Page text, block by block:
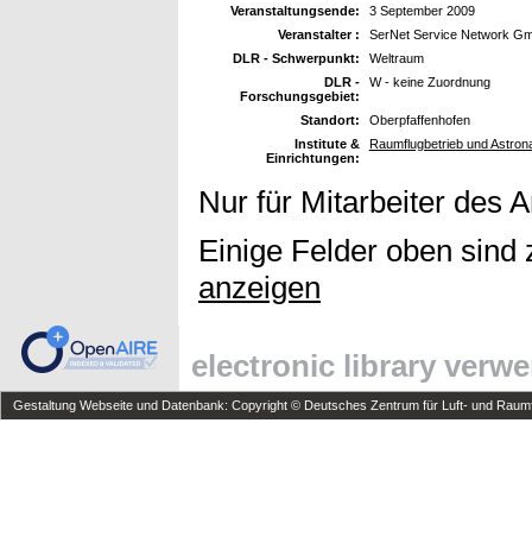
Veranstaltungsende:
3 September 2009
Veranstalter :
SerNet Service Network
DLR - Schwerpunkt:
Weltraum
DLR -
Forschungsgebiet:
W - keine Zuordnung
Standort:
Oberpfaffenhofen
Institute &
Einrichtungen:
Raumflugbetrieb und
Nur für Mitarbeiter des
Einige Felder oben
anzeigen
electronic library
Gestaltung Webseite und Datenbank: Copyright © Deutsches Zentrum für Luft- und